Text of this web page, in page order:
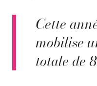
Cette
mobilise
totale de